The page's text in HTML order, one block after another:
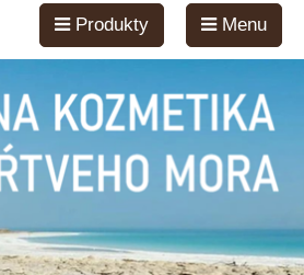
Produkty Menu